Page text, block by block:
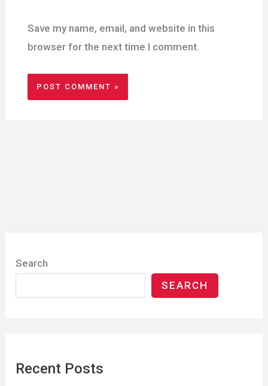
Save my name, email, and website in this
browser for the next time I comment.
Search
SEARCH
Recent Posts